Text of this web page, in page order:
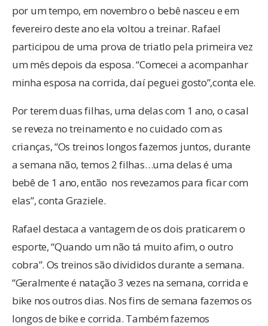
por um tempo, em novembro o bebê nasceu e em
fevereiro deste ano ela voltou a treinar. Rafael
participou de uma prova de triatlo pela primeira vez
um mês depois da esposa. “Comecei a acompanhar
minha esposa na corrida, daí peguei gosto”,conta ele.
Por terem duas filhas, uma delas com 1 ano, o casal
se reveza no treinamento e no cuidado com as
crianças, “Os treinos longos fazemos juntos, durante
a semana não, temos 2 filhas…uma delas é uma
bebê de 1 ano, então nos revezamos para ficar com
elas”, conta Graziele.
Rafael destaca a vantagem de os dois praticarem o
esporte, “Quando um não tá muito afim, o outro
cobra”. Os treinos são divididos durante a semana.
“Geralmente é natação 3 vezes na semana, corrida e
bike nos outros dias. Nos fins de semana fazemos os
longos de bike e corrida. Também fazemos